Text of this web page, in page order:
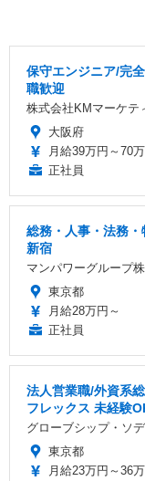
保守エンジニア/完
職歓迎
株式会社KMマーケテ
大阪府
月給39万円～70
正社員
総務・人事・法務
新宿
マンパワーグループ
東京都
月給28万円～
正社員
法人営業職/外資系
フレックス 未経験
グローブシップ・ソ
東京都
月給23万円～36